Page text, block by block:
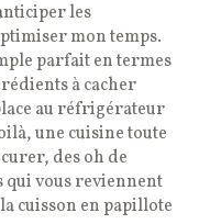
les
mon temps.
parfait en termes
à cacher
au réfrigérateur
une cuisine toute
des oh de
qui vous reviennent
cuisson en papillote